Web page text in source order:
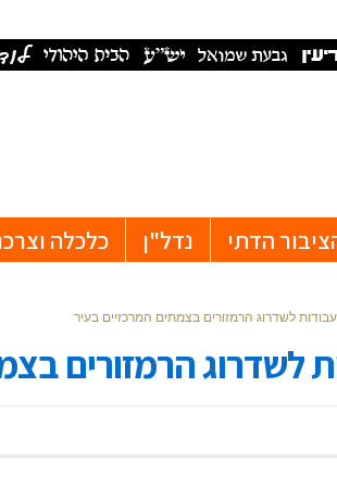
הדתי נדל"ן כלכלה
לשדרוג הרמזורים בצמתים המרכזיים בעיר
לשדרוג הרמזורים